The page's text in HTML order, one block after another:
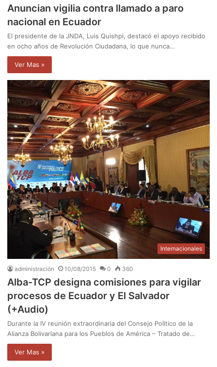
Anuncian vigilia contra llamado a paro
nacional en Ecuador
El presidente de la JNDA, Luis Quishpi, destacó el apoyo recibido
en ocho años de Revolución Ciudadana, lo que nunca…
Ver Mas »
Internacionales
administración 10/08/2015 0 360
Alba-TCP designa comisiones para vigilar
procesos de Ecuador y El Salvador
(+Audio)
Durante la IV reunión extraordinaria del Consejo Polìtico de la
Alianza Bolivariana para los Pueblos de América – Tratado de…
Ver Mas »